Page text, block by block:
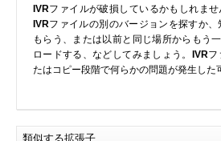
キーボード＆マウス
携帯電話
モデム
IVRファイルが破損しているかもしれませ
IVRファイルの別のバージョンを探すか
もらう、または以前と同じ場所からもう
ロードする、などしてみましょう。
IVRフ
たはコピー段階で何らかの問題が発生した
類似する拡張子